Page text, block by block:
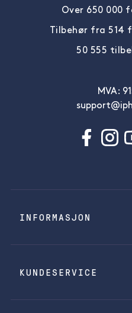
Over 650 000
Tilbehør fra 514
50 555
MVA:
INFORMASJON
KUNDESERVICE